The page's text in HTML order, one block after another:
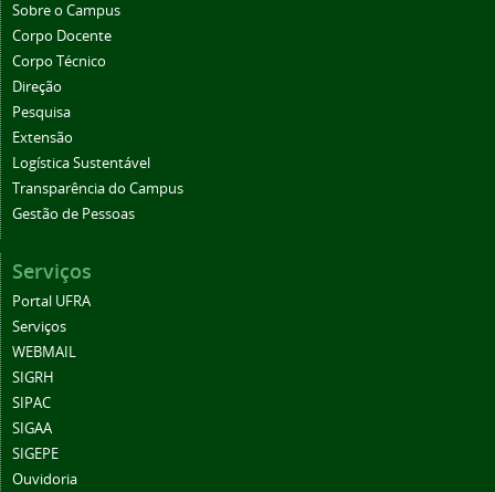
Sobre o Campus
Corpo Docente
Corpo Técnico
Direção
Pesquisa
Extensão
Logística Sustentável
Transparência do Campus
Gestão de Pessoas
Serviços
Portal UFRA
Serviços
WEBMAIL
SIGRH
SIPAC
SIGAA
SIGEPE
Ouvidoria